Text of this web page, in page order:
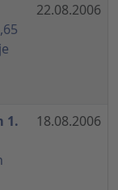
22.08.2006
1.
18.08.2006